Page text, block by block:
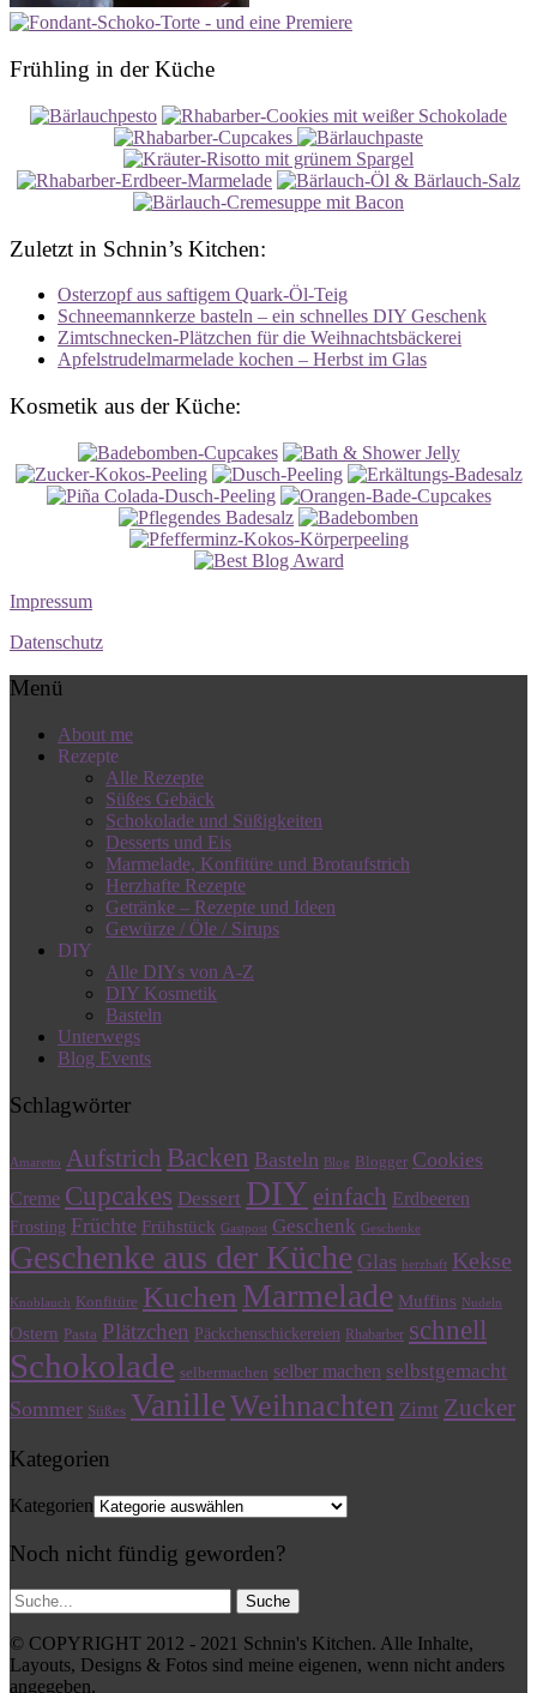
Frühling in der Küche
Zuletzt in Schnin’s Kitchen:
Osterzopf aus saftigem Quark-Öl-Teig
Schneemannkerze basteln – ein schnelles DIY Geschenk
Zimtschnecken-Plätzchen für die Weihnachtsbäckerei
Apfelstrudelmarmelade kochen – Herbst im Glas
Kosmetik aus der Küche:
Impressum
Datenschutz
Menü
About me
Rezepte
Alle Rezepte
Süßes Gebäck
Schokolade und Süßigkeiten
Desserts und Eis
Marmelade, Konfitüre und Brotaufstrich
Herzhafte Rezepte
Getränke – Rezepte und Ideen
Gewürze / Öle / Sirups
DIY
Alle DIYs von A-Z
DIY Kosmetik
Basteln
Unterwegs
Blog Events
Schlagwörter
Amaretto Aufstrich Backen Basteln Blog Blogger Cookies
Creme Cupcakes Dessert DIY einfach Erdbeeren
Frosting Früchte Frühstück Gastpost Geschenk Geschenke
Geschenke aus der Küche Glas herzhaft Kekse
Knoblauch Konfitüre Kuchen Marmelade Muffins Nudeln
Ostern Pasta Plätzchen Päckchenschickereien Rhabarber schnell
Schokolade selbermachen selber machen selbstgemacht
Sommer Süßes VanilleWeihnachten Zimt Zucker
Kategorien
Kategorien
Noch nicht fündig geworden?
© COPYRIGHT 2012 - 2021 Schnin's Kitchen. Alle Inhalte,
Layouts, Designs & Fotos sind meine eigenen, wenn nicht anders
angegeben.